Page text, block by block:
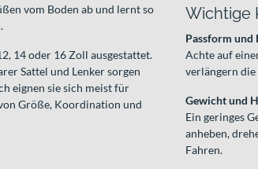
vom Boden ab und lernt so
14 oder 16 Zoll ausgestattet.
Sattel und Lenker sorgen
eignen sie sich meist für
Größe, Koordination und
Wichtige
Passform
Achte auf
verlängern
Gewicht und
Ein geringes
anheben,
Fahren.